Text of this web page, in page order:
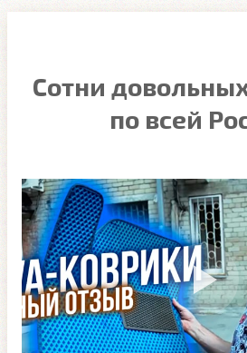
Сотни
по всей